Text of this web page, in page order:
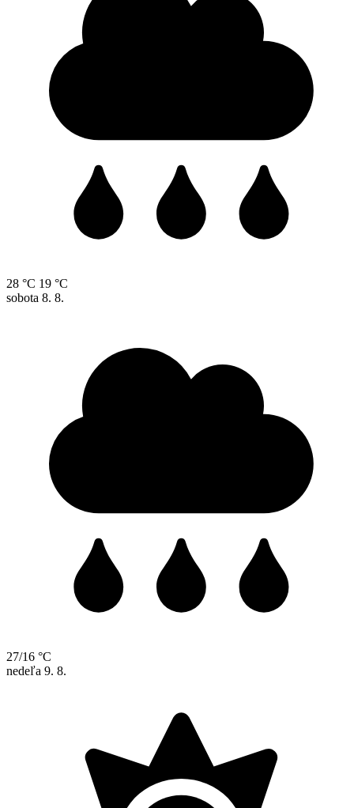
28 °C 19 °C
sobota 8. 8.
27/16 °C
nedeľa 9. 8.